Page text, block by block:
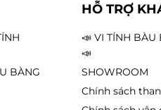
phát hiện kẻ địch dễ
xanh, hạn chế mỏi mắt
BÀNG
HỖ TRỢ
📣 VI TÍNH BÀU
📣
SHOWROOM
Chính sách